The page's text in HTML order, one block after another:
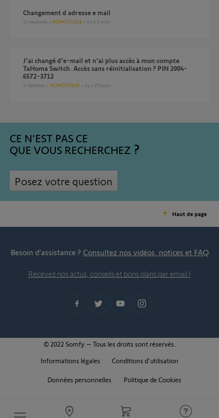
changement d adresse e mail
13 réponses DOMOTIQUE il y a 5 mois
J'ai changé d'e-mail et n'ai plus accès à mon compte
TaHoma Switch. Accès sans réinitialisation ? PIN 2004-
6572-3712
2 réponses DOMOTIQUE il y a 29 jours
CE N'EST PAS CE
QUE VOUS RECHERCHEZ
Posez votre question
Haut de page
Besoin d’assistance ? Consultez nos vidéos, notices et FAQ
Recevez nos actus, conseils et bons plans par email !
© 2022 Somfy – Tous les droits sont réservés.
Informations légales
Conditions d'utilisation
Données personnelles Politique de Cookies